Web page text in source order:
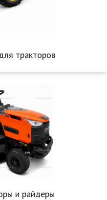
тракторов
и райдеры